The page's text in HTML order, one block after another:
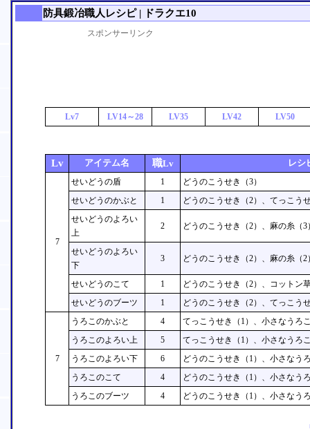
防具鍛冶職人レシピ | ドラクエ10
スポンサーリンク
Lv7 LV14～28 LV35 LV42 LV50
Lv アイテム名 職Lv レシ
7
せいどうの盾 1
どうのこうせき（3）
せいどうのかぶと
1
どうのこうせき（2）、てっこう
せいどうのよろい
上
2 どうのこうせき（2）、麻の糸（3
せいどうのよろい
下
3 どうのこうせき（2）、麻の糸（2
せいどうのこて 1
どうのこうせき（2）、コットン
せいどうのブーツ
1 どうのこうせき（2）、てっこう
7
うろこのかぶと 4
てっこうせき（1）、小さなうろ
うろこのよろい上
5
てっこうせき（1）、小さなうろ
うろこのよろい下
6
どうのこうせき（1）、小さなう
うろこのこて
4
どうのこうせき（1）、小さなう
うろこのブーツ
4 どうのこうせき（1）、小さなう